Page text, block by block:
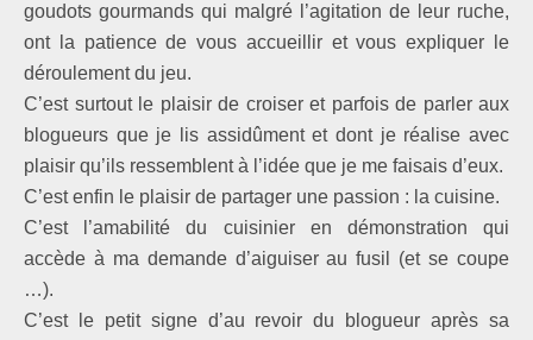
goudots gourmands qui malgré l’agitation de leur ruche,
ont la patience de vous accueillir et vous expliquer le
déroulement du jeu.
C’est surtout le plaisir de croiser et parfois de parler aux
blogueurs que je lis assidûment et dont je réalise avec
plaisir qu’ils ressemblent à l’idée que je me faisais d’eux.
C’est enfin le plaisir de partager une passion : la cuisine.
C’est l’amabilité du cuisinier en démonstration qui
accède à ma demande d’aiguiser au fusil (et se coupe
…).
C’est le petit signe d’au revoir du blogueur après sa